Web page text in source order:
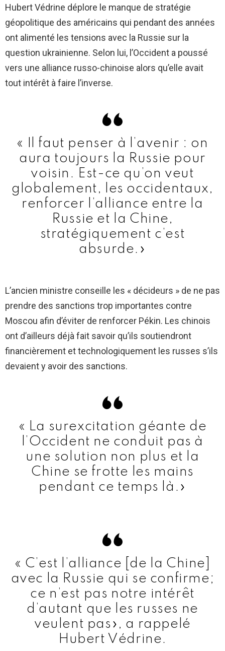
Hubert Védrine déplore le manque de stratégie
géopolitique des américains qui pendant des années
ont alimenté les tensions avec la Russie sur la
question ukrainienne. Selon lui, l’Occident a poussé
vers une alliance russo-chinoise alors qu’elle avait
tout intérêt à faire l’inverse.
« Il faut penser à l’avenir : on
aura toujours la Russie pour
voisin. Est-ce qu’on veut
globalement, les occidentaux,
renforcer l’alliance entre la
Russie et la Chine,
stratégiquement c’est
absurde.»
L’ancien ministre conseille les « décideurs » de ne pas
prendre des sanctions trop importantes contre
Moscou afin d’éviter de renforcer Pékin. Les chinois
ont d’ailleurs déjà fait savoir qu’ils soutiendront
financièrement et technologiquement les russes s’ils
devaient y avoir des sanctions.
« La surexcitation géante de
l’Occident ne conduit pas à
une solution non plus et la
Chine se frotte les mains
pendant ce temps là.»
« C’est l’alliance [de la Chine]
avec la Russie qui se confirme;
ce n’est pas notre intérêt
d’autant que les russes ne
veulent pas», a rappelé
Hubert Védrine.